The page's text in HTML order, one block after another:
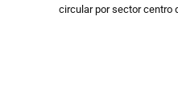
circular por sector centro